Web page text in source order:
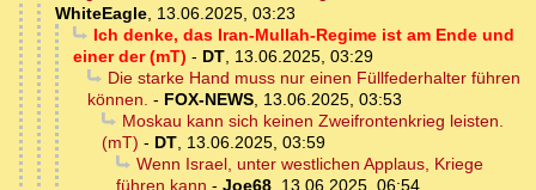
WhiteEagle, 13.06.2025, 03:23
Ich denke, das Iran-Mullah-Regime ist am Ende und
einer der (mT) - DT, 13.06.2025, 03:29
Die starke Hand muss nur einen Füllfederhalter führen
können. - FOX-NEWS, 13.06.2025, 03:53
Moskau kann sich keinen Zweifrontenkrieg leisten.
(mT) - DT, 13.06.2025, 03:59
Wenn Israel, unter westlichen Applaus, Kriege
führen kann - Joe68, 13.06.2025, 06:54